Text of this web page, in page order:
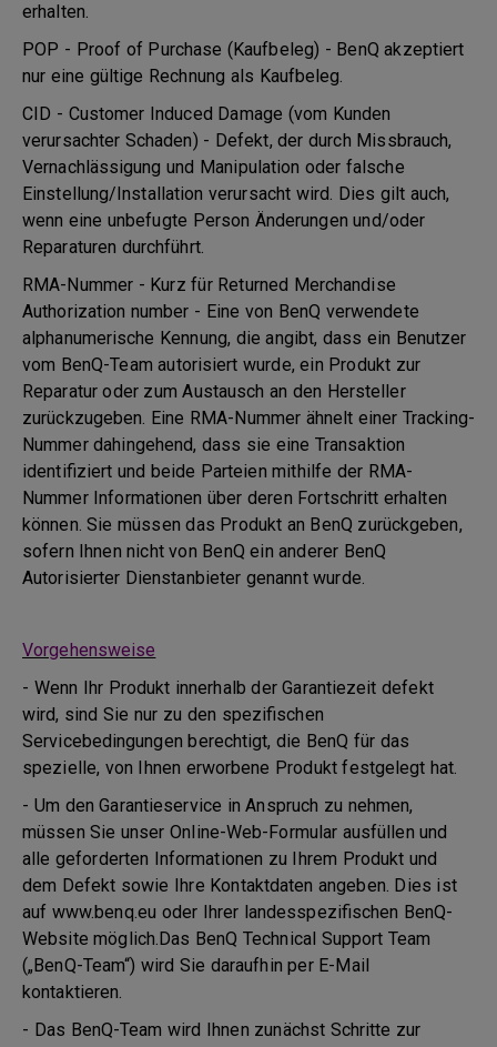
erhalten.
POP - Proof of Purchase (Kaufbeleg) - BenQ akzeptiert
nur eine gültige Rechnung als Kaufbeleg.
CID - Customer Induced Damage (vom Kunden
verursachter Schaden) - Defekt, der durch Missbrauch,
Vernachlässigung und Manipulation oder falsche
Einstellung/Installation verursacht wird. Dies gilt auch,
wenn eine unbefugte Person Änderungen und/oder
Reparaturen durchführt.
RMA-Nummer - Kurz für Returned Merchandise
Authorization number - Eine von BenQ verwendete
alphanumerische Kennung, die angibt, dass ein Benutzer
vom BenQ-Team autorisiert wurde, ein Produkt zur
Reparatur oder zum Austausch an den Hersteller
zurückzugeben. Eine RMA-Nummer ähnelt einer Tracking-
Nummer dahingehend, dass sie eine Transaktion
identifiziert und beide Parteien mithilfe der RMA-
Nummer Informationen über deren Fortschritt erhalten
können. Sie müssen das Produkt an BenQ zurückgeben,
sofern Ihnen nicht von BenQ ein anderer BenQ
Autorisierter Dienstanbieter genannt wurde.
Vorgehensweise
- Wenn Ihr Produkt innerhalb der Garantiezeit defekt
wird, sind Sie nur zu den spezifischen
Servicebedingungen berechtigt, die BenQ für das
spezielle, von Ihnen erworbene Produkt festgelegt hat.
- Um den Garantieservice in Anspruch zu nehmen,
müssen Sie unser Online-Web-Formular ausfüllen und
alle geforderten Informationen zu Ihrem Produkt und
dem Defekt sowie Ihre Kontaktdaten angeben. Dies ist
auf www.benq.eu oder Ihrer landesspezifischen BenQ-
Website möglich.Das BenQ Technical Support Team
(„BenQ-Team“) wird Sie daraufhin per E-Mail
kontaktieren.
- Das BenQ-Team wird Ihnen zunächst Schritte zur